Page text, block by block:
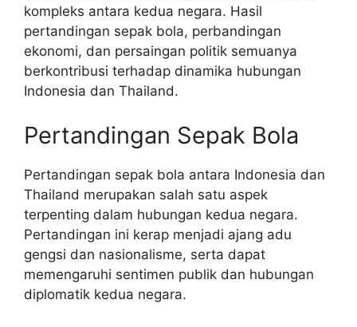
kompleks antara kedua negara. Hasil
pertandingan sepak bola, perbandingan
ekonomi, dan persaingan politik semuanya
berkontribusi terhadap dinamika hubungan
Indonesia dan Thailand.
Pertandingan Sepak Bola
Pertandingan sepak bola antara Indonesia dan
Thailand merupakan salah satu aspek
terpenting dalam hubungan kedua negara.
Pertandingan ini kerap menjadi ajang adu
gengsi dan nasionalisme, serta dapat
memengaruhi sentimen publik dan hubungan
diplomatik kedua negara.